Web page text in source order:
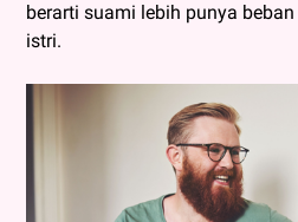
berarti suami lebih punya
istri.